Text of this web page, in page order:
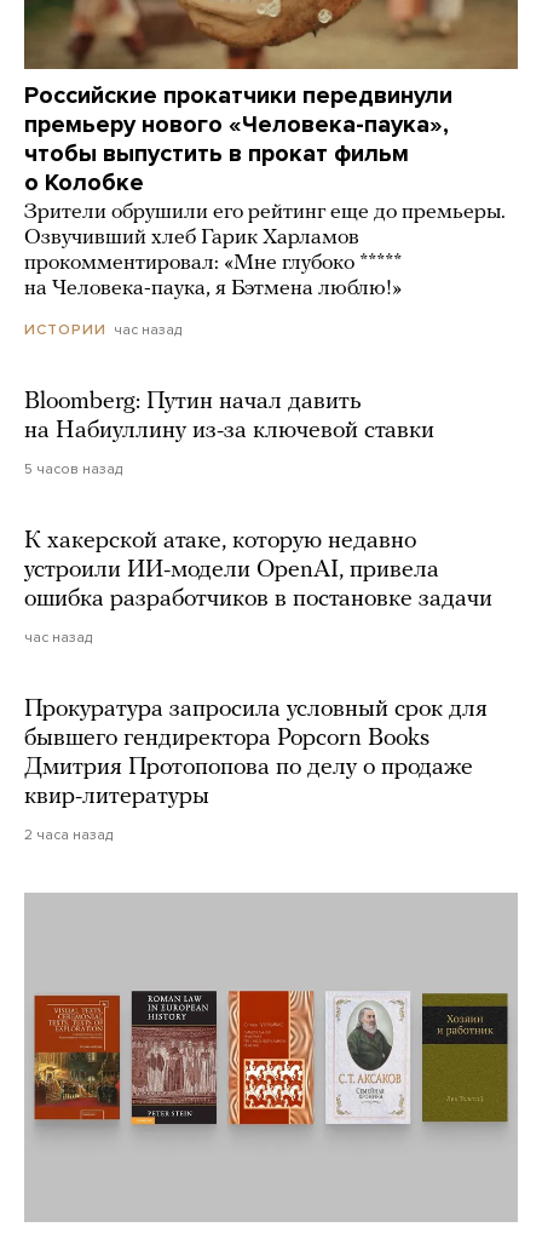
Российские прокатчики передвинули
премьеру нового «Человека-паука»,
чтобы выпустить в прокат фильм
о Колобке
Зрители обрушили его рейтинг еще до премьеры.
Озвучивший хлеб Гарик Харламов
прокомментировал: «Мне глубоко *****
на Человека-паука, я Бэтмена люблю!»
ИСТОРИИ час назад
Bloomberg: Путин начал давить
на Набиуллину из-за ключевой ставки
5 часов назад
К хакерской атаке, которую недавно
устроили ИИ-модели OpenAI, привела
ошибка разработчиков в постановке задачи
час назад
Прокуратура запросила условный срок для
бывшего гендиректора Popcorn Books
Дмитрия Протопопова по делу о продаже
квир-литературы
2 часа назад